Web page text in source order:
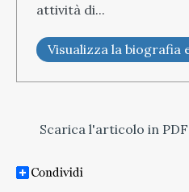
attività di...
Visualizza la
Scarica l'articolo in PDF